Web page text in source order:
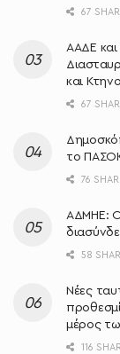
67
ΑΑΔΕ
και
67
το
76
ΑΔΜΗΕ:
58
Νέες
μέρος
116